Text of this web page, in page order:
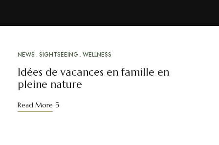
NEWS SIGHTSEEING WELLNESS
Idées de vacances en famille en
pleine nature
Read More